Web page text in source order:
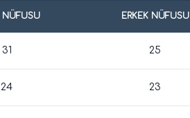
NÜFUSU ERKEK NÜFUSU
31 25
24 23